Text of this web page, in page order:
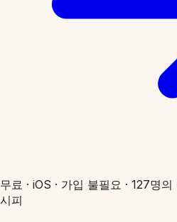
무료 · iOS · 가입 불필요 · 127명의
시피